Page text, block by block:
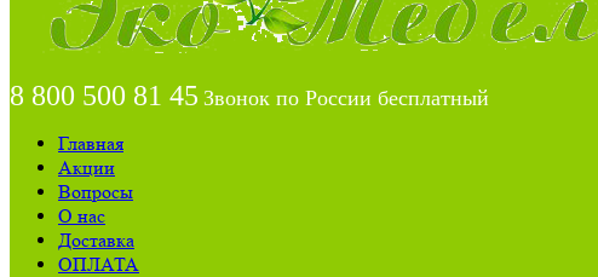
8 800 500 81 45 Звонок по России бесплатный
Главная
Акции
Вопросы
О нас
Доставка
ОПЛАТА